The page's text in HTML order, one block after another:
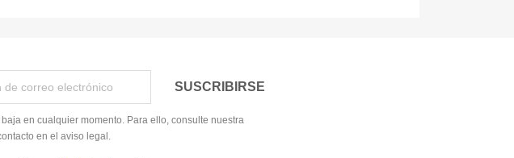
en cualquier momento. Para ello, consulte nuestra
en el aviso legal.